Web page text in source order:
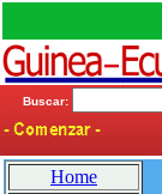
Buscar:
Home